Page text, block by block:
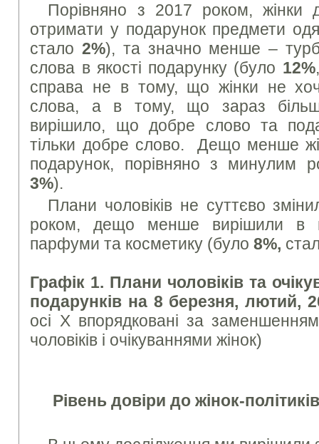
Порівняно з 2017 роком,
отримати у подарунок предмети
стало2%), та значно менше –
слова в якості подарунку (було 12%
справа не в тому, що жінки не
слова, а в тому, що зараз
вирішило, що добре слово та
тільки добре слово. Дещо менше
подарунок, порівняно з минулим
3%).
Плани чоловіків не суттєво
роком, дещо менше вирішили в
парфуми та косметику (було8%,
Графік 1. Плани чоловіків та
подарунків на 8 березня,
осі Х впорядковані за
чоловіків і очікуваннями жінок)
Рівень довіри до жінок-